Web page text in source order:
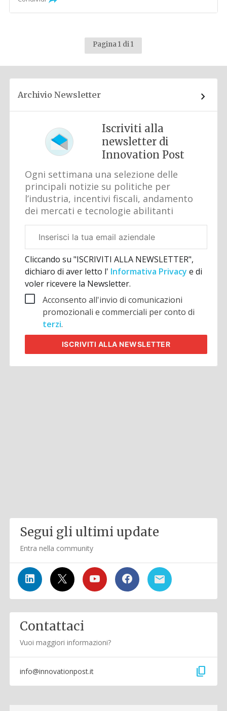
Pagina 1 di 1
Archivio Newsletter
Iscriviti alla
newsletter di
Innovation Post
Ogni settimana una selezione delle
principali notizie su politiche per
l’industria, incentivi fiscali, andamento
dei mercati e tecnologie abilitanti
aziendale
Cliccando su "ISCRIVITI ALLA NEWSLETTER",
dichiaro di aver letto l' Informativa Privacye di
voler ricevere la Newsletter.
Acconsento all'invio di comunicazioni
promozionali e commerciali per conto di
terzi.
ISCRIVITI ALLA NEWSLETTER
Segui gli ultimi update
Entra nella community
Contattaci
Vuoi maggiori informazioni?
info@innovationpost.it content_copy